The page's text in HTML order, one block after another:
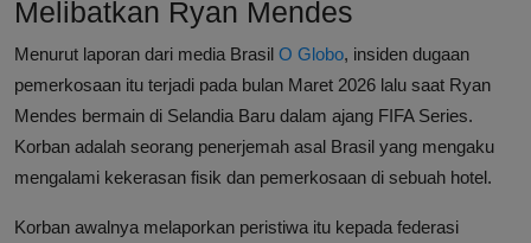
Melibatkan Ryan Mendes
Menurut laporan dari media Brasil O Globo, insiden dugaan
pemerkosaan itu terjadi pada bulan Maret 2026 lalu saat Ryan
Mendes bermain di Selandia Baru dalam ajang FIFA Series.
Korban adalah seorang penerjemah asal Brasil yang mengaku
mengalami kekerasan fisik dan pemerkosaan di sebuah hotel.
Korban awalnya melaporkan peristiwa itu kepada federasi